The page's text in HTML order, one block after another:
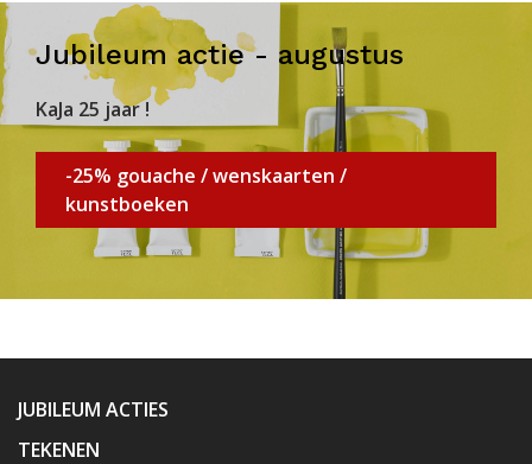
Jubileum actie - augustus
KaJa 25 jaar !
-25% gouache / wenskaarten /
kunstboeken
JUBILEUM ACTIES
TEKENEN